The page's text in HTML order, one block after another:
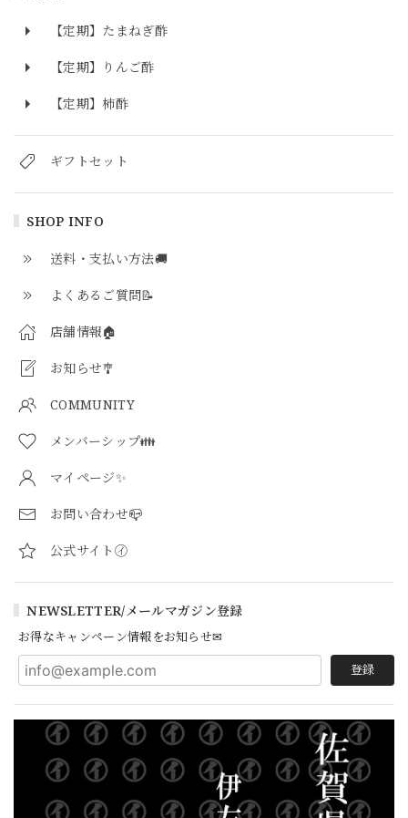
【定期】たまねぎ酢
【定期】りんご酢
【定期】柿酢
ギフトセット
SHOP INFO
送料・支払い方法🚚
よくあるご質問📝
店舗情報🏠
お知らせ🎐
COMMUNITY
メンバーシップ👪
マイページ✨
お問い合わせ📪
公式サイト㋑
NEWSLETTER/メールマガジン登録
お得なキャンペーン情報をお知らせ✉
登録